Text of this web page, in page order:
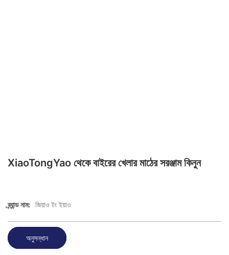
XiaoTongYao থেকে বাইরের খেলার মাঠের সরঞ্জাম কিনুন
ব্র্যান্ড নাম: জিয়াও টং ইয়াও
অনুসন্ধান